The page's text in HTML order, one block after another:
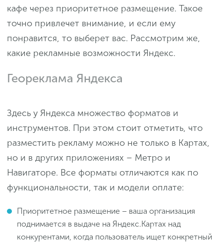
кафе через приоритетное размещение. Такое
точно привлечет внимание, и если ему
понравится, то выберет вас. Рассмотрим же,
какие рекламные возможности Яндекс.
Геореклама Яндекса
Здесь у Яндекса множество форматов и
инструментов. При этом стоит отметить, что
разместить рекламу можно не только в Картах,
но и в других приложениях – Метро и
Навигаторе. Все форматы отличаются как по
функциональности, так и модели оплате:
Приоритетное размещение – ваша организация
поднимается в выдаче на Яндекс.Картах над
конкурентами, когда пользователь ищет конкретный